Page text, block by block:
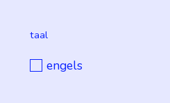
taal
engels